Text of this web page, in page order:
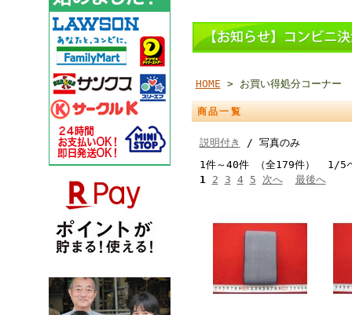
HOME > お買い得処分コーナー
商品一覧
説明付き
/ 写真のみ
1件～40件 （全179件） 1/5
1
2 3 4 5 次へ 最後へ